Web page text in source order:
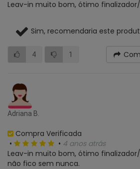
Leav-in muito bom, ótimo
Sim, recomendaria este
4 1
Adriana B.
Compra Verificada
•
• 4 anos atrás
Leav-in muito bom, ótimo
não fico sem nunca.